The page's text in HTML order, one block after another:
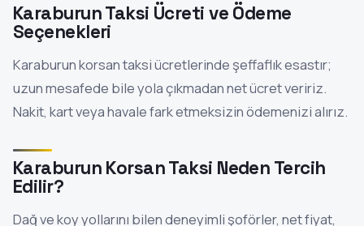
Karaburun Taksi Ücreti ve Ödeme
Seçenekleri
Karaburun korsan taksi ücretlerinde şeffaflık esastır;
uzun mesafede bile yola çıkmadan net ücret veririz.
Nakit, kart veya havale fark etmeksizin ödemenizi alırız.
Karaburun Korsan Taksi Neden Tercih
Edilir?
Dağ ve koy yollarını bilen deneyimli şoförler, net fiyat,